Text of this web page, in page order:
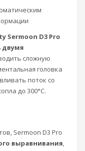
Sermoon D3 Pro
двумя
сложную
головка
поток со
до 300°C.
Sermoon D3 Pro
выравнивания,